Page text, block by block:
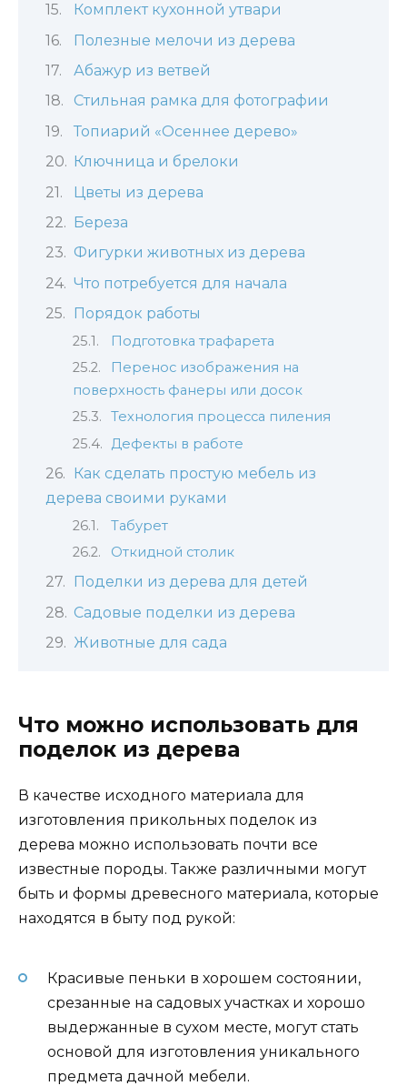
Комплект кухонной утвари
Полезные мелочи из дерева
Абажур из ветвей
Стильная рамка для фотографии
Топиарий «Осеннее дерево»
Ключница и брелоки
Цветы из дерева
Береза
Фигурки животных из дерева
Что потребуется для начала
Порядок работы
Подготовка трафарета
Перенос изображения на
поверхность фанеры или досок
Технология процесса пиления
Дефекты в работе
Как сделать простую мебель из
дерева своими руками
Табурет
Откидной столик
Поделки из дерева для детей
Садовые поделки из дерева
Животные для сада
Что можно использовать для
поделок из дерева
В качестве исходного материала для
изготовления прикольных поделок из
дерева можно использовать почти все
известные породы. Также различными могут
быть и формы древесного материала, которые
находятся в быту под рукой:
Красивые пеньки в хорошем состоянии,
срезанные на садовых участках и хорошо
выдержанные в сухом месте, могут стать
основой для изготовления уникального
предмета дачной мебели.